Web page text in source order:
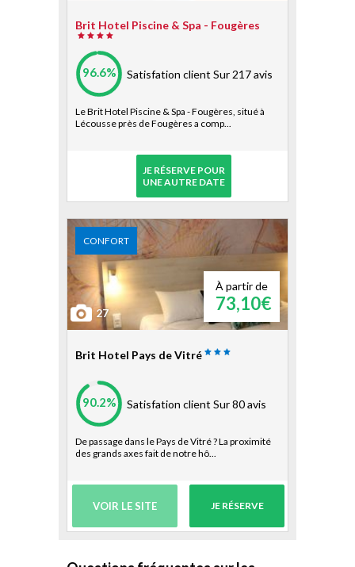
Brit Hotel Piscine & Spa - Fougères
96.6% Satisfation client Sur 217 avis
Le Brit Hotel Piscine & Spa - Fougères, situé à
Lécousse près de Fougères a comp...
JE RÉSERVE POUR
UNE AUTRE DATE
À partir de
73,10€
CONFORT
27
Brit Hotel Pays de Vitré
90.2% Satisfation client Sur 80 avis
De passage dans le Pays de Vitré ? La proximité
des grands axes fait de notre hô...
VOIR LE SITE JE RÉSERVE